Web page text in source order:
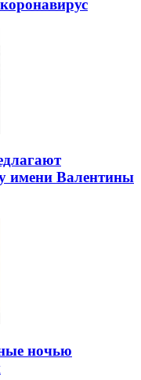
имени Валентины
ночью